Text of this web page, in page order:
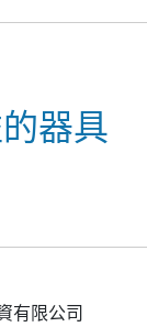
器具
有限公司